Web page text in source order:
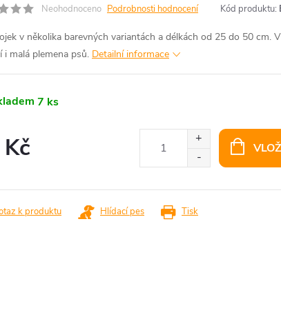
Neohodnoceno Podrobnosti hodnocení Kód produktu:
v několika barevných variantách a délkách od 25 do 50 cm.
i malá plemena psů. Detailní informace
7 ks
Tisk
k produktu Hlídací pes